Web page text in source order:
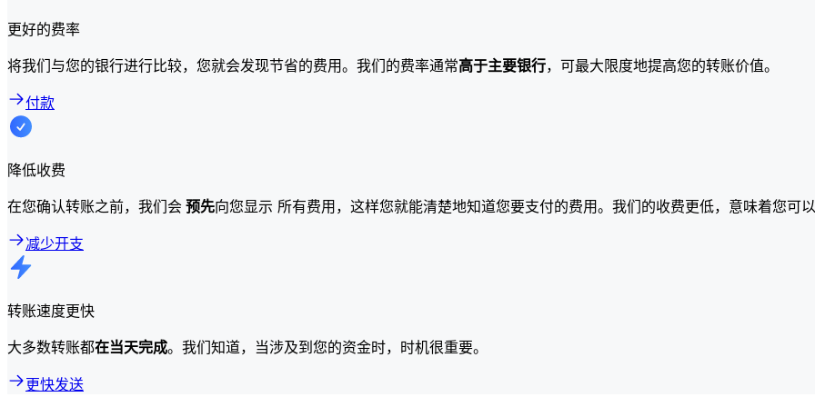
更好的费率
将我们与您的银行进行比较，您就会发现节省的费用。我们的费率通常高于主要银行，可最大限度地提高您的转账价值。
付款
降低收费
在您确认转账之前，我们会 预先向您显示 所有费用，这样您就能清楚地知道您要支付的费用。我们的收费更低，意味着您可以
减少开支
转账速度更快
大多数转账都在当天完成。我们知道，当涉及到您的资金时，时机很重要。
更快发送